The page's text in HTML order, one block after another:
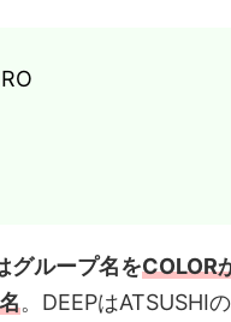
グループ名をCOLOR
。DEEPはATSUSHI